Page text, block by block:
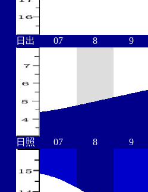
日出 07 8 9
日照 07 8 9